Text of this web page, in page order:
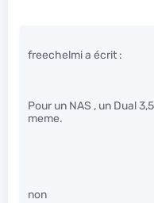
freechelmi a écrit :
Pour un NAS , un Dual
meme.
non